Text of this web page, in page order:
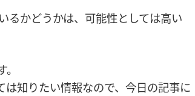
るかどうかは、可能性としては高い
知りたい情報なので、今日の記事に